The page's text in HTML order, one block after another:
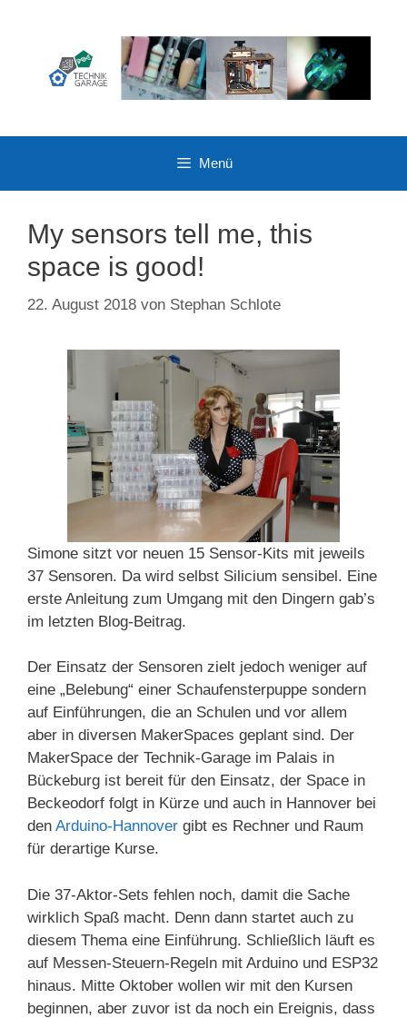
Menü
My sensors tell me, this
space is good!
22. August 2018 von Stephan Schlote
Simone sitzt vor neuen 15 Sensor-Kits mit jeweils
37 Sensoren. Da wird selbst Silicium sensibel. Eine
erste Anleitung zum Umgang mit den Dingern gab’s
im letzten Blog-Beitrag.
Der Einsatz der Sensoren zielt jedoch weniger auf
eine „Belebung“ einer Schaufensterpuppe sondern
auf Einführungen, die an Schulen und vor allem
aber in diversen MakerSpaces geplant sind. Der
MakerSpace der Technik-Garage im Palais in
Bückeburg ist bereit für den Einsatz, der Space in
Beckeodorf folgt in Kürze und auch in Hannover bei
den Arduino-Hannover gibt es Rechner und Raum
für derartige Kurse.
Die 37-Aktor-Sets fehlen noch, damit die Sache
wirklich Spaß macht. Denn dann startet auch zu
diesem Thema eine Einführung. Schließlich läuft es
auf Messen-Steuern-Regeln mit Arduino und ESP32
hinaus. Mitte Oktober wollen wir mit den Kursen
beginnen, aber zuvor ist da noch ein Ereignis, dass